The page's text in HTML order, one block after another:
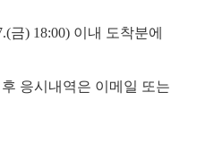
금) 18:00) 이내 도착분에
응시내역은 이메일 또는